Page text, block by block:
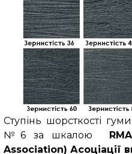
Ступінь шорсткості
№6 за шкалою
Association) Асоціації